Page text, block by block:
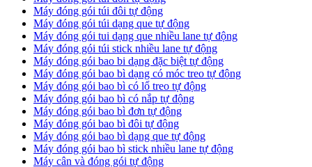
Máy đóng gói túi đôi tự động
Máy đóng gói túi dạng que tự động
Máy đóng gói tui dạng que nhiều lane tự động
Máy đóng gói túi stick nhiều lane tự động
Máy đóng gói bao bi dạng đặc biệt tự động
Máy đóng gói bao bì dạng có móc treo tự động
Máy đóng gói bao bì có lổ treo tự động
Máy đóng gói bao bì có nắp tự động
Máy đóng gói bao bì đơn tự động
Máy đóng gói bao bì đôi tự động
Máy đóng gói bao bì dạng que tự động
Máy đóng gói bao bì stick nhiều lane tự động
Máy cân và đóng gói tự động